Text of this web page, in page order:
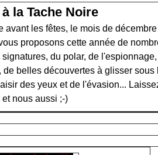
la Tache Noire
avant les fêtes, le mois de
proposons cette année de
du polar, de
de belles découvertes à glisser sous
des yeux et de l'évasion...
nous aussi ;-)